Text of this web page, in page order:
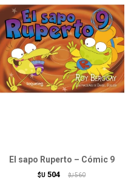
El sapo Ruperto – Cómic 9
$U 504 $U 560